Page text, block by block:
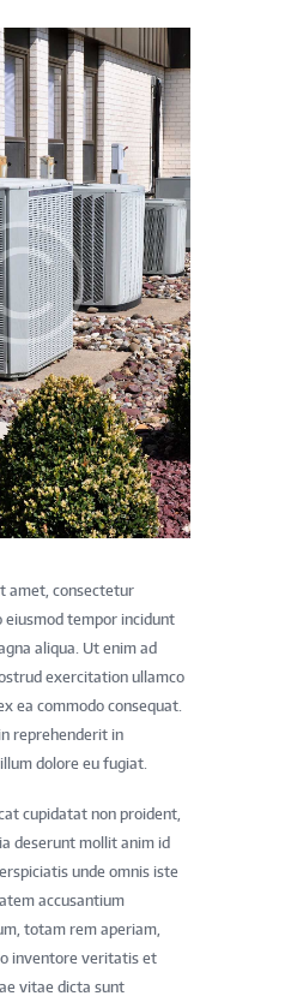
amet, consectetur
eiusmod tempor incidunt
aliqua. Ut enim ad
exercitation ullamco
ea commodo consequat.
reprehenderit in
dolore eu fugiat.
cupidatat non proident,
deserunt mollit anim id
unde omnis iste
accusantium
totam rem aperiam,
inventore veritatis et
vitae dicta sunt